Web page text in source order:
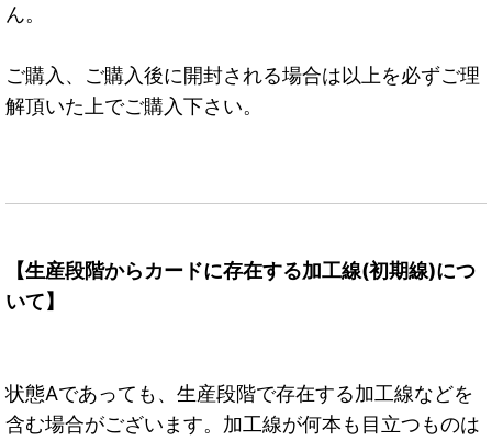
ん。
ご購入、ご購入後に開封される場合は以上を必ずご理
解頂いた上でご購入下さい。
【生産段階からカードに存在する加工線(初期線)につ
いて】
状態Aであっても、生産段階で存在する加工線などを
含む場合がございます。加工線が何本も目立つものは